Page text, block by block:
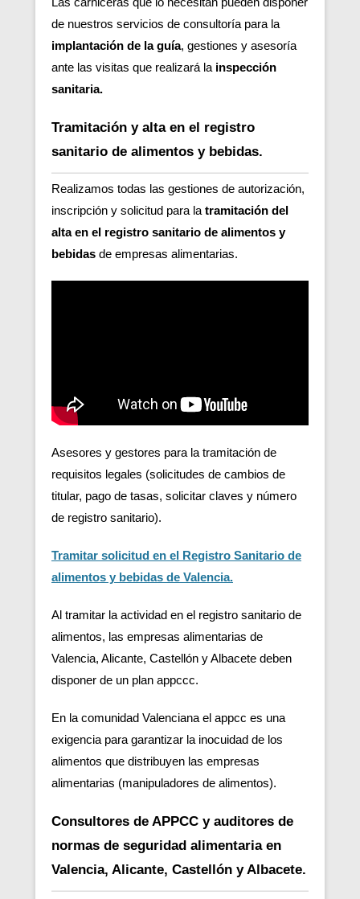
de nuestros servicios de consultoría para la
implantación de la guía, gestiones y asesoría
ante las visitas que realizará la inspección
sanitaria.
Tramitación y alta en el registro
sanitario de alimentos y bebidas.
Realizamos todas las gestiones de autorización,
inscripción y solicitud para la tramitación del
alta en el registro sanitario de alimentos y
bebidas de empresas alimentarias.
Asesores y gestores para la tramitación de
requisitos legales (solicitudes de cambios de
titular, pago de tasas, solicitar claves y número
de registro sanitario).
Tramitar solicitud en el Registro Sanitario de
alimentos y bebidas de Valencia.
Al tramitar la actividad en el registro sanitario de
alimentos, las empresas alimentarias de
Valencia, Alicante, Castellón y Albacete deben
disponer de un plan appccc.
En la comunidad Valenciana el appcc es una
exigencia para garantizar la inocuidad de los
alimentos que distribuyen las empresas
alimentarias (manipuladores de alimentos).
Consultores de APPCC y auditores de
normas de seguridad alimentaria en
Valencia, Alicante, Castellón y Albacete.